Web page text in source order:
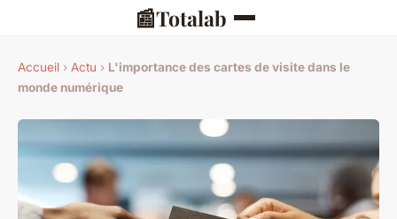
📰Totalab
Accueil › Actu › L'importance des cartes de visite dans le
monde numérique